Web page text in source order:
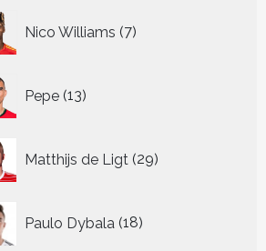
Nico Williams 7
producten
Pepe 13
producten
Matthijs de Ligt 29
producten
Paulo Dybala 18
producten